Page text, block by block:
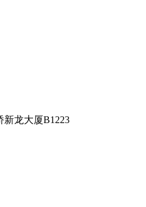
龙大厦B1223